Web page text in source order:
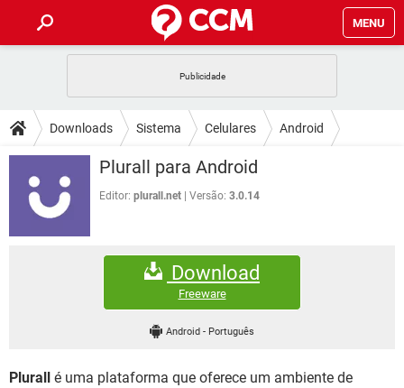
MENU
CELULAR FACEBOOK
EXCEL
INSTAGRAM GMAIL
DICAS
JOGOS WHATSAPP
CELULAR
OUTLOOK
JOGOS WHATSAPP
EXCEL
GMAIL
FÓRUM
FACEBOOK
EXCEL
GMAIL
WHATSAPP
INSTAGRAM GMAIL
Downloads Sistema Celulares Android
Plurall para Android
Editor: plurall.net Versão: 3.0.14
Download
Freeware
Android - Português
Plurall é uma plataforma que oferece um ambiente de